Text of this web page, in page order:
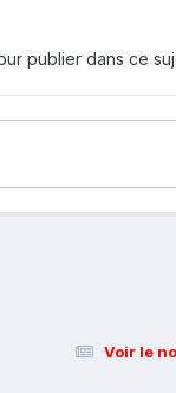
publier dans ce
Voir le